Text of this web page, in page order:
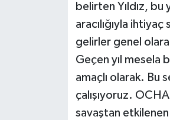
belirten Yıldız, bu
aracılığıyla
gelirler genel
Geçen yıl
amaçlı olarak. Bu
çalışıyoruz.
savaştan